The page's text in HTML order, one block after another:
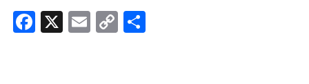
Facebook
X Email
Copy